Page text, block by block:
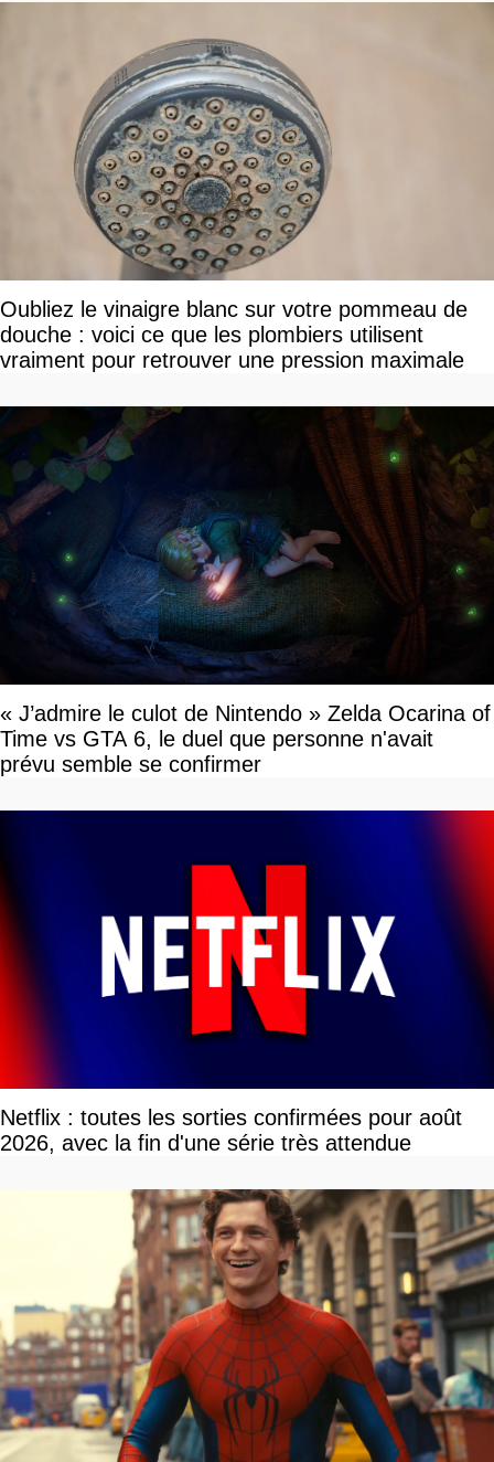
Oubliez le vinaigre blanc sur votre pommeau de
douche : voici ce que les plombiers utilisent
vraiment pour retrouver une pression maximale
« J’admire le culot de Nintendo » Zelda Ocarina of
Time vs GTA 6, le duel que personne n'avait
prévu semble se confirmer
Netflix : toutes les sorties confirmées pour août
2026, avec la fin d'une série très attendue